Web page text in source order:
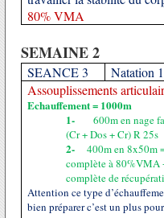
80% VMA
SEMAINE 2
SEANCE 3
Natation
Assouplissements
Echauffement = 1000m
1-600m en nage
(Cr + Dos + Cr) R 25s
2-400m en 8x50m
complète à 80%VMA
complète de
Attention ce type
bien préparer c’est un plus